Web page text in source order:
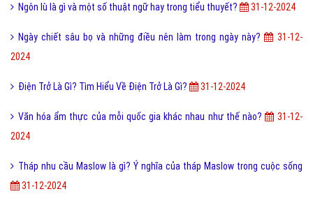
Ngôn lù là gì và một số thuật ngữ hay trong tiểu thuyết? 31-12-2024
Ngày chiết sâu bọ và những điều nên làm trong ngày này?
31-12-
2024
Điện Trở Là Gì? Tìm Hiểu Về Điện Trở Là Gì? 31-12-2024
Văn hóa ẩm thực của mỗi quốc gia khác nhau như thế nào?
31-12-
2024
Tháp nhu cầu Maslow là gì? Ý nghĩa của tháp Maslow trong cuộc sống
31-12-2024